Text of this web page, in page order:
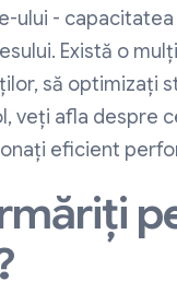
ului -
Există o
să optimizați
veți afla despre
eficient